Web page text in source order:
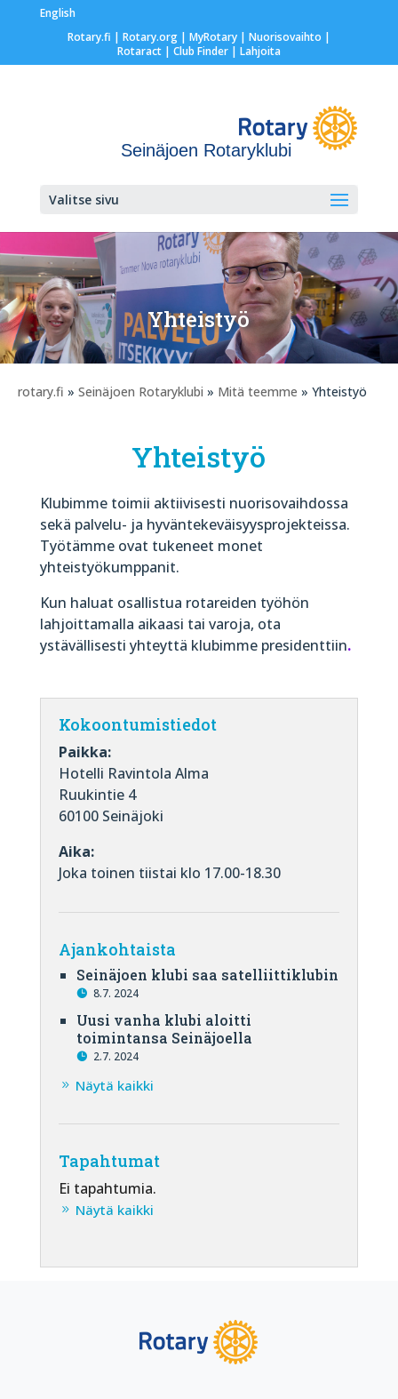
English
Rotary.fi | Rotary.org| MyRotary | Nuorisovaihto |
Rotaract| Club Finder| Lahjoita
Seinäjoen Rotaryklubi
Valitse sivu
Yhteistyö
rotary.fi » Seinäjoen Rotaryklubi » Mitä teemme » Yhteistyö
Yhteistyö
Klubimme toimii aktiivisesti nuorisovaihdossa
sekä palvelu- ja hyväntekeväisyysprojekteissa.
Työtämme ovat tukeneet monet
yhteistyökumppanit.
Kun haluat osallistua rotareiden työhön
lahjoittamalla aikaasi tai varoja, ota
ystävällisesti yhteyttä klubimme presidenttiin.
Kokoontumistiedot
Paikka:
Hotelli Ravintola Alma
Ruukintie 4
60100 Seinäjoki
Aika:
Joka toinen tiistai klo 17.00-18.30
Ajankohtaista
Seinäjoen klubi saa satelliittiklubin
8.7. 2024
Uusi vanha klubi aloitti
toimintansa Seinäjoella
2.7. 2024
Näytä kaikki
Tapahtumat
Ei tapahtumia.
Näytä kaikki